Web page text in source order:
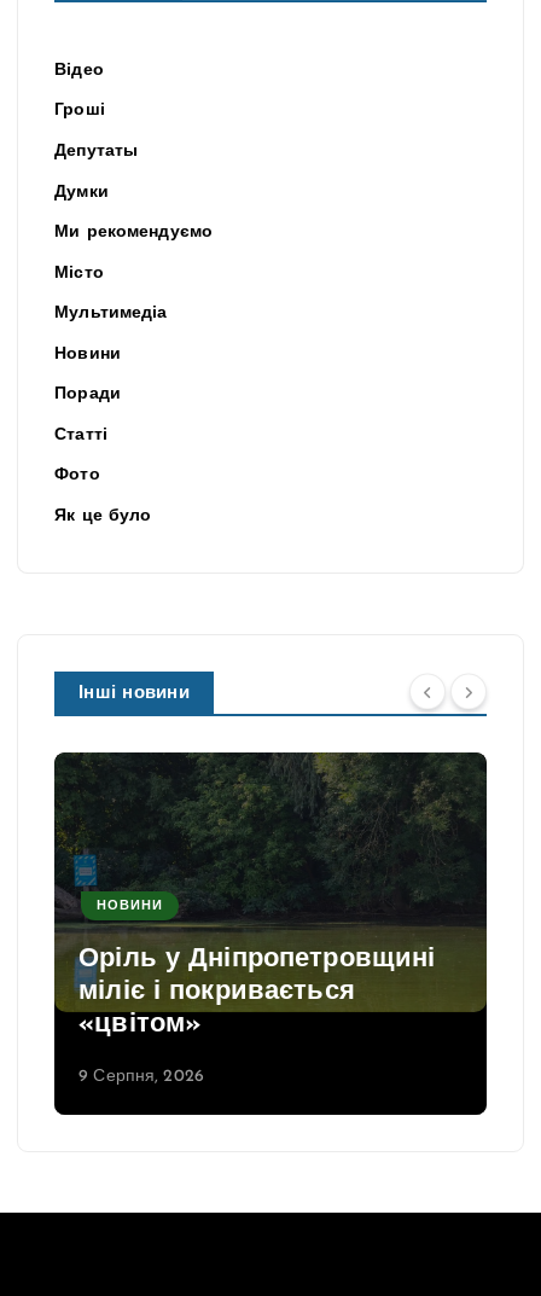
Відео
Гроші
Депутаты
Думки
Ми рекомендуємо
Місто
Мультимедіа
Новини
Поради
Статті
Фото
Як це було
Інші новини
НОВИНИ
Оріль у Дніпропетровщині
міліє і покривається
«цвітом»
9 Серпня, 2026